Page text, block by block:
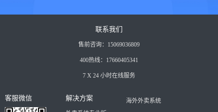
联系我们
售前咨询：15069036809
400热线：17660405341
7 X 24 小时在线服务
客服微信 解决方案 海外外卖系统